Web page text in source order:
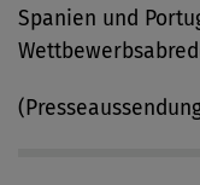
Spanien und